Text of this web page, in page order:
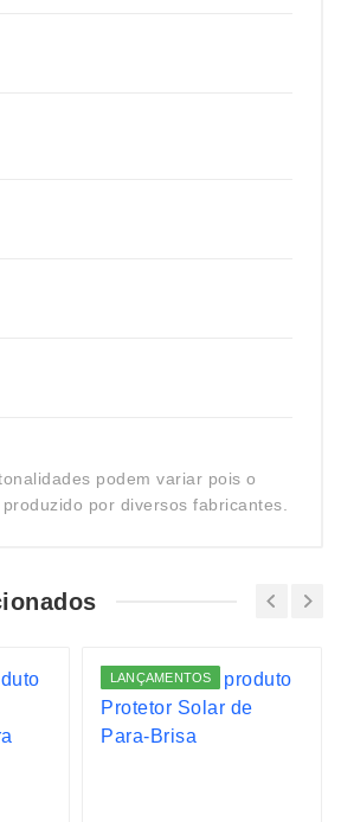
podem variar pois o
por diversos fabricantes.
LANÇAMENTOS